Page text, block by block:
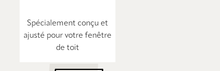
Spécialement conçu et
ajusté pour votre fenêtre
de toit